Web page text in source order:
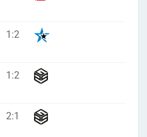
1 :2
1 :2
2:1